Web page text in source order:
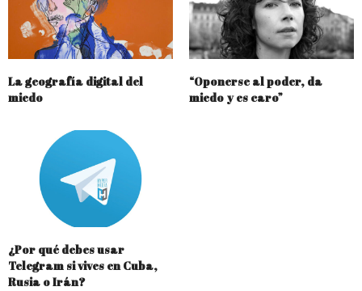
La geografía digital del
miedo
“Oponerse al poder, da
miedo y es caro”
¿Por qué debes usar
Telegram si vives en Cuba,
Rusia o Irán?